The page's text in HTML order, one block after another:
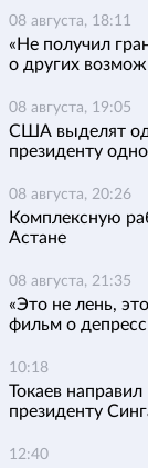
08 августа, 18:11
«Не получил
о других
08 августа, 19:05
США выделят
президенту
08 августа, 20:26
Комплексную
Астане
08 августа, 21:35
«Это не лень,
фильм о
10:18
Токаев
президенту
12:40